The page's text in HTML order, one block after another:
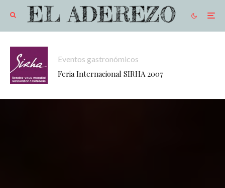
Eventos gastronómicos
Feria Internacional SIRHA 2007